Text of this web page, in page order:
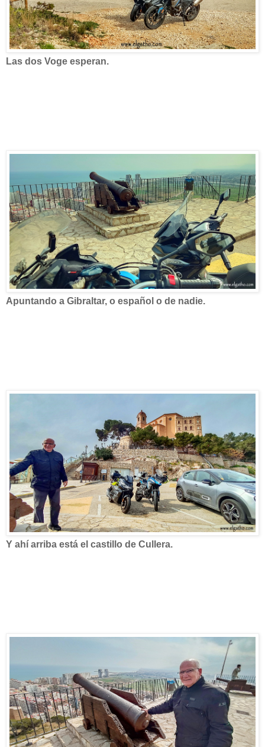
Las dos Voge esperan.
Apuntando a Gibraltar, o español o de nadie.
Y ahí arriba está el castillo de Cullera.